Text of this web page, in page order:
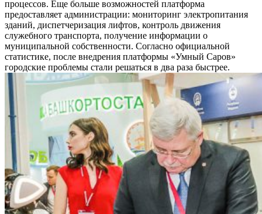
процессов. Еще больше возможностей платформа
предоставляет администрации: мониторинг электропитания
зданий, диспетчеризация лифтов, контроль движения
служебного транспорта, получение информации о
муниципальной собственности. Согласно официальной
статистике, после внедрения платформы «Умный Саров»
городские проблемы стали решаться в два раза быстрее.